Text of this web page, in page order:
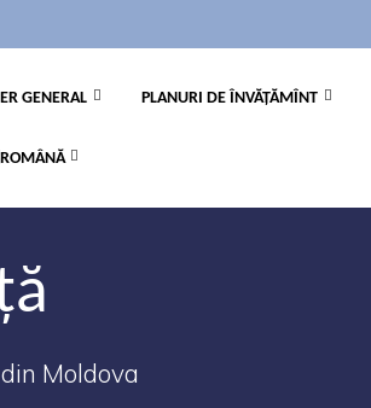
GENERAL PLANURI DE ÎNVĂȚĂMÎNT
Moldova